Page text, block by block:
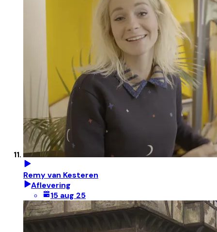
Remy van Kesteren
Aflevering
15 aug 25